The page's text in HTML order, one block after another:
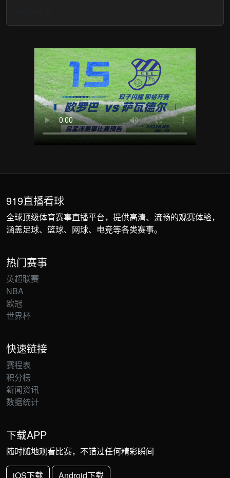
919直播看球
全球顶级体育赛事直播平台，提供高清、流畅的观赛体验，
涵盖足球、篮球、网球、电竞等各类赛事。
热门赛事
英超联赛
NBA
欧冠
世界杯
快速链接
赛程表
积分榜
新闻资讯
数据统计
下载APP
随时随地观看比赛，不错过任何精彩瞬间
iOS下载 Android下载